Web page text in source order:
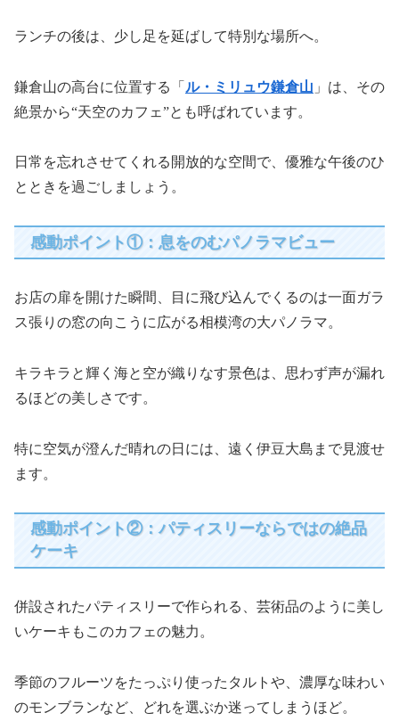
ランチの後は、少し足を延ばして特別な場所へ。
鎌倉山の高台に位置する「 ル・ミリュウ鎌倉山 」は、その
絶景から“天空のカフェ”とも呼ばれています。
日常を忘れさせてくれる開放的な空間で、優雅な午後のひ
とときを過ごしましょう。
感動ポイント①：息をのむパノラマビュー
お店の扉を開けた瞬間、目に飛び込んでくるのは一面ガラ
ス張りの窓の向こうに広がる相模湾の大パノラマ。
キラキラと輝く海と空が織りなす景色は、思わず声が漏れ
るほどの美しさです。
特に空気が澄んだ晴れの日には、遠く伊豆大島まで見渡せ
ます。
感動ポイント②：パティスリーならではの絶品
ケーキ
併設されたパティスリーで作られる、芸術品のように美し
いケーキもこのカフェの魅力。
季節のフルーツをたっぷり使ったタルトや、濃厚な味わい
のモンブランなど、どれを選ぶか迷ってしまうほど。